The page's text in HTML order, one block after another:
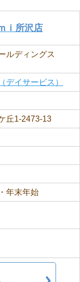
ｉ所沢店
ルディングス
デイサービス）
丘1-2473-13
年末年始